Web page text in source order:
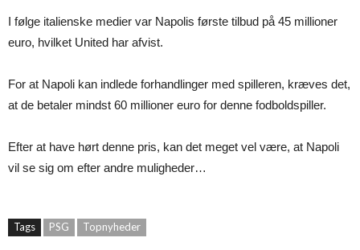
I følge italienske medier var Napolis første tilbud på 45 millioner
euro, hvilket United har afvist.
For at Napoli kan indlede forhandlinger med spilleren, kræves det,
at de betaler mindst 60 millioner euro for denne fodboldspiller.
Efter at have hørt denne pris, kan det meget vel være, at Napoli
vil se sig om efter andre muligheder…
Tags PSG Topnyheder